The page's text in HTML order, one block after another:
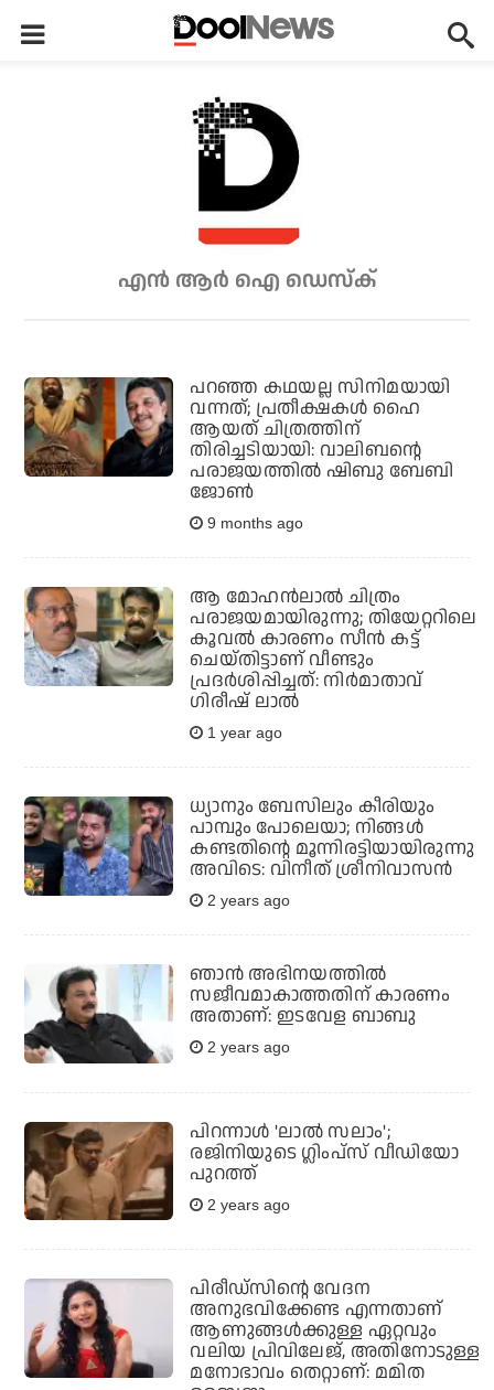
എന്‍ ആര്‍ ഐ ഡെസ്ക്
പറഞ്ഞ കഥയല്ല സിനിമയായി
വന്നത്; പ്രതീക്ഷകൾ ഹൈ
ആയത് ചിത്രത്തിന്
തിരിച്ചടിയായി: വാലിബന്റെ
പരാജയത്തിൽ ഷിബു ബേബി
ജോൺ
9 months ago
ആ മോഹൻലാൽ ചിത്രം
പരാജയമായിരുന്നു; തിയേറ്ററിലെ
കൂവൽ കാരണം സീൻ കട്ട്
ചെയ്തിട്ടാണ് വീണ്ടും
പ്രദർശിപ്പിച്ചത്: നിർമാതാവ്
ഗിരീഷ് ലാൽ
1 year ago
ധ്യാനും ബേസിലും കീരിയും
പാമ്പും പോലെയാ; നിങ്ങൾ
കണ്ടതിന്റെ മൂന്നിരട്ടിയായിരുന്നു
അവിടെ: വിനീത് ശ്രീനിവാസൻ
2 years ago
ഞാൻ അഭിനയത്തിൽ
സജീവമാകാത്തതിന് കാരണം
അതാണ്: ഇടവേള ബാബു
2 years ago
പിറന്നാള്‍ 'ലാല്‍ സലാം';
രജിനിയുടെ ഗ്ലിംപ്‌സ് വീഡിയോ
പുറത്ത്
2 years ago
പിരീഡ്‌സിന്റെ വേദന
അനുഭവിക്കേണ്ട എന്നതാണ്
ആണുങ്ങള്‍ക്കുള്ള ഏറ്റവും
വലിയ പ്രിവിലേജ്, അതിനോടുള്ള
മനോഭാവം തെറ്റാണ്: മമിത